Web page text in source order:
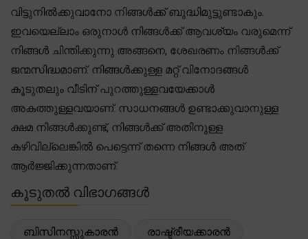
വിട്ടുനിൽക്കുവാനോ നിങ്ങൾക്ക് ബുദ്ധിമുട്ടുണ്ടാകും.
ഇവയെല്ലാം ഒരുനാൾ നിങ്ങൾക്ക് ആവശ്യം വരുമെന്ന്
നിങ്ങൾ ചിന്തിക്കുന്നു അങ്ങനെ, ശേഖരണം നിങ്ങൾക്ക്
ജന്മസിദ്ധമാണ്. നിങ്ങൾക്കുള്ള മറ്റ് വിനോദങ്ങൾ
കൂടുതലും വീടിന് പുറത്തുള്ളവയേക്കാൾ
അകത്തുള്ളവയാണ്. സാധനങ്ങൾ ഉണ്ടാക്കുവാനുള്ള
ക്ഷമ നിങ്ങൾക്കുണ്ട്, നിങ്ങൾക്ക് അതിനുള്ള
കഴിവില്ലെങ്കിൽ പെട്ടെന്ന് തന്നെ നിങ്ങൾ അത്
ആർജ്ജിക്കുന്നതാണ്.
കൂടുതൽ വിഭാഗങ്ങൾ
ബിസിനസ്സുകാരൻ രാഷ്ട്രീയക്കാരൻ